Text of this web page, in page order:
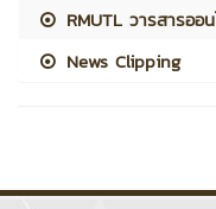
RMUTL วารสารออ
News Clipping